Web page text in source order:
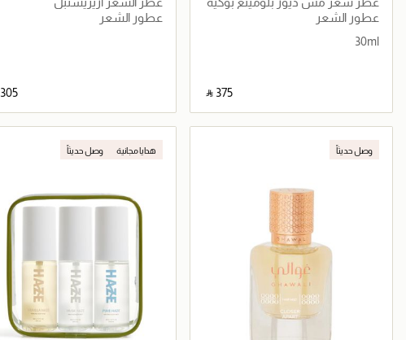
عطور الشعر
30ml
‎ ⃁ ⁦375⁩ ‎
جاري تحميل التفاصيل
عطور الشعر
جاري تحميل التفاصيل
وصل حديثاً هدايا مجانية وصل حديثاً